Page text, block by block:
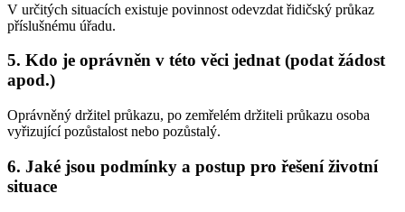
V určitých situacích existuje povinnost odevzdat řidičský průkaz
příslušnému úřadu.
5. Kdo je oprávněn v této věci jednat (podat žádost
apod.)
Oprávněný držitel průkazu, po zemřelém držiteli průkazu osoba
vyřizující pozůstalost nebo pozůstalý.
6. Jaké jsou podmínky a postup pro řešení životní
situace